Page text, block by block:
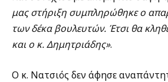
μας στήριξη συμπληρώθηκε ο
των δέκα βουλευτών. Έτσι θα
και ο κ. Δημητριάδης».
Ο κ. Νατσιός δεν άφησε